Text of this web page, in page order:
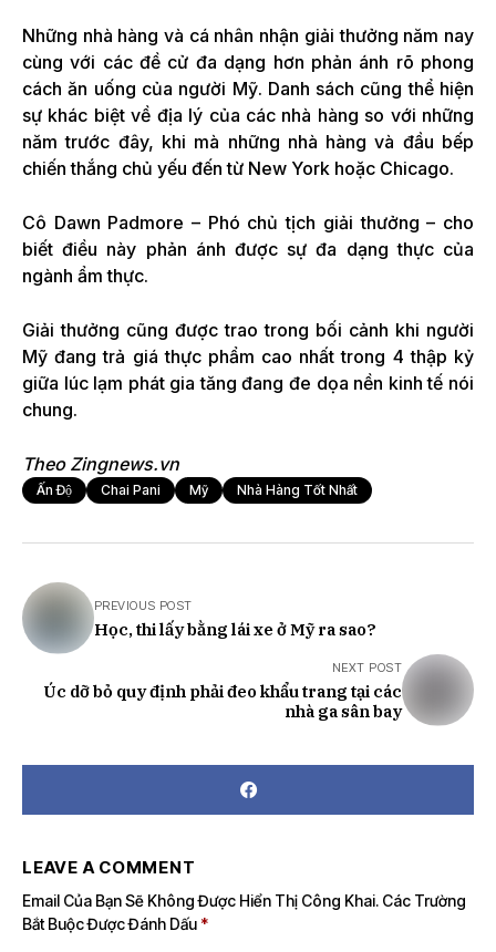
Những nhà hàng và cá nhân nhận giải thưởng năm nay
cùng với các đề cử đa dạng hơn phản ánh rõ phong
cách ăn uống của người Mỹ. Danh sách cũng thể hiện
sự khác biệt về địa lý của các nhà hàng so với những
năm trước đây, khi mà những nhà hàng và đầu bếp
chiến thắng chủ yếu đến từ New York hoặc Chicago.
Cô Dawn Padmore – Phó chủ tịch giải thưởng – cho
biết điều này phản ánh được sự đa dạng thực của
ngành ẩm thực.
Giải thưởng cũng được trao trong bối cảnh khi người
Mỹ đang trả giá thực phẩm cao nhất trong 4 thập kỷ
giữa lúc lạm phát gia tăng đang đe dọa nền kinh tế nói
chung.
Theo Zingnews.vn
Ấn Độ Chai Pani Mỹ Nhà Hàng Tốt Nhất
PREVIOUS POST
Học, thi lấy bằng lái xe ở Mỹ ra sao?
NEXT POST
Úc dỡ bỏ quy định phải đeo khẩu trang tại các
nhà ga sân bay
LEAVE A COMMENT
Email Của Bạn Sẽ Không Được Hiển Thị Công Khai. Các Trường
Bắt Buộc Được Đánh Dấu *